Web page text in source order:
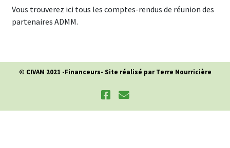
Vous trouverez ici tous les comptes-rendus de réunion des
partenaires ADMM.
© CIVAM 2021 -Financeurs- Site réalisé par Terre Nourricière